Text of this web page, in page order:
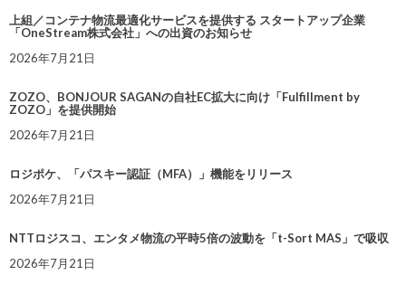
上組／コンテナ物流最適化サービスを提供する スタートアップ企業
「OneStream株式会社」への出資のお知らせ
2026年7月21日
ZOZO、BONJOUR SAGANの自社EC拡大に向け「Fulfillment by
ZOZO」を提供開始
2026年7月21日
ロジポケ、「パスキー認証（MFA）」機能をリリース
2026年7月21日
NTTロジスコ、エンタメ物流の平時5倍の波動を「t-Sort MAS」で吸収
2026年7月21日